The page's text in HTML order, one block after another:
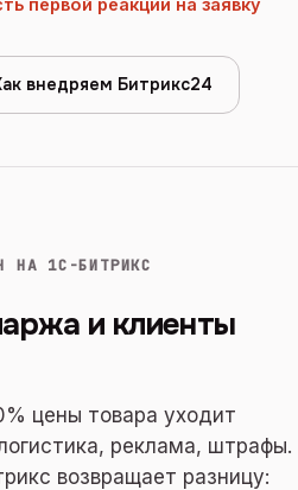
первой реакции на заявку
внедряем Битрикс24
НА 1С-БИТРИКС
и клиенты
цены товара уходит
реклама, штрафы.
возвращает разницу: